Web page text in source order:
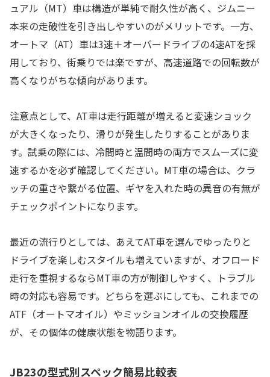
ュアル（MT）車は構造が単純で耐久性が高く、ジムニー
本来の走破性を引き出しやすいのがメリットです。一方、
オートマ（AT）車は3速＋オーバードライブの4速ATを採
用しており、街乗りでは楽ですが、高速道路での回転数が
高くなりがちな傾向があります。
注意点として、AT車は走行距離が増えると変速ショック
が大きくなったり、滑りが発生したりすることがありま
す。試乗の際には、冷間時と温間時の両方でスムーズに変
速するかを必ず確認してください。MT車の場合は、クラ
ッチの重さや繋がる位置、ギヤを入れた時の異音の有無が
チェックポイントになります。
最近の流行りとしては、あえてAT車を選んでゆったりと
ドライブを楽しむスタイルも増えていますが、オフロード
走行を重視するならMT車の方が制御しやすく、トラブル
時の対応も容易です。どちらを選ぶにしても、これまでの
ATF（オートマオイル）やミッションオイルの交換履歴
が、その個体の健康状態を物語ります。
JB23の型式別スペック簡易比較表